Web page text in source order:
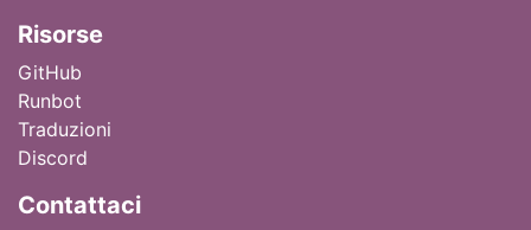
Risorse
GitHub
Runbot
Traduzioni
Discord
Contattaci